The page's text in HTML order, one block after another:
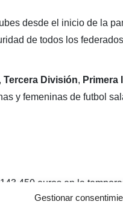
Gestionar
desde el inicio de la
de todos los
, Tercera División, Primera
y femeninas de futbol
euros en la
Divisióndestinadas a la